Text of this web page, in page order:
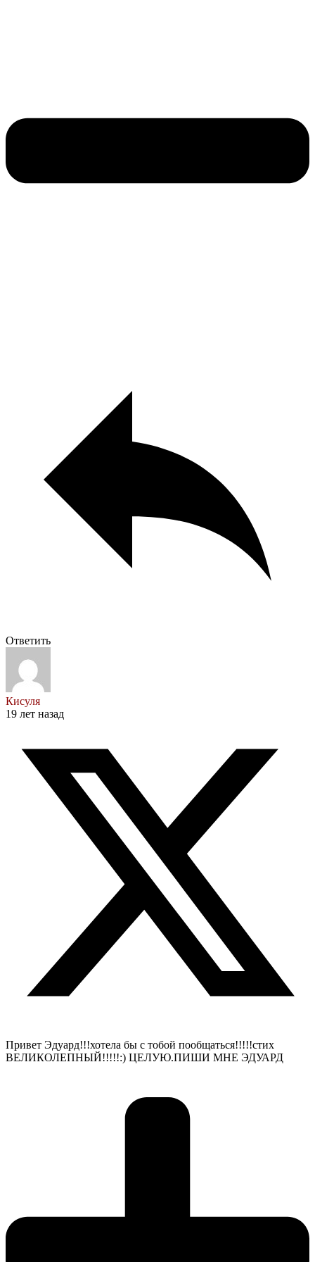
Ответить
Кисуля
19 лет назад
Привет Эдуард!!!хотела бы с тобой пообщаться!!!!!стих
ВЕЛИКОЛЕПНЫЙ!!!!!:) ЦЕЛУЮ.ПИШИ МНЕ ЭДУАРД